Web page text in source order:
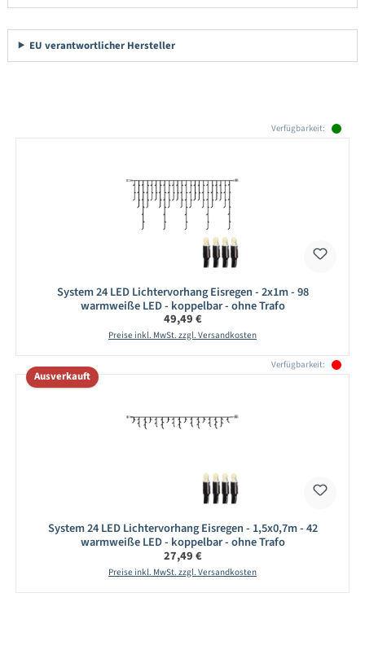
EU verantwortlicher Hersteller
Verfügbarkeit:
System 24 LED Lichtervorhang Eisregen - 2x1m - 98
warmweiße LED - koppelbar - ohne Trafo
Regulärer Preis:
49,49 €
Preise inkl. MwSt. zzgl. Versandkosten
Verfügbarkeit:
Ausverkauft
System 24 LED Lichtervorhang Eisregen - 1,5x0,7m - 42
warmweiße LED - koppelbar - ohne Trafo
Regulärer Preis:
27,49 €
Preise inkl. MwSt. zzgl. Versandkosten